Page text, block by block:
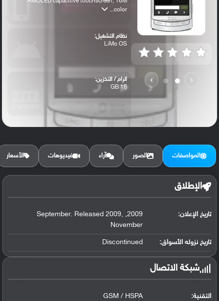
‹
›
color...
نظام التشغيل:
LiMo OS
الرام / التخزين:
16 GB
الكاميرا الأساسية:
المواصفات الصور آراء فيديوهات الأسعار
الإطلاق
تاريخ الإعلان:
2009, September. Released 2009,
November
تاريخ نزوله الأسواق: Discontinued
شبكة الاتصال
التقنية: GSM / HSPA